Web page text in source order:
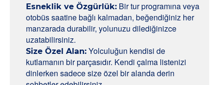
Esneklik ve Özgürlük:Bir tur programına veya
otobüs saatine bağlı kalmadan, beğendiğiniz her
manzarada durabilir, yolunuzu dilediğinizce
uzatabilirsiniz.
Size Özel Alan:Yolculuğun kendisi de
kutlamanın bir parçasıdır. Kendi çalma listenizi
dinlerken sadece size özel bir alanda derin